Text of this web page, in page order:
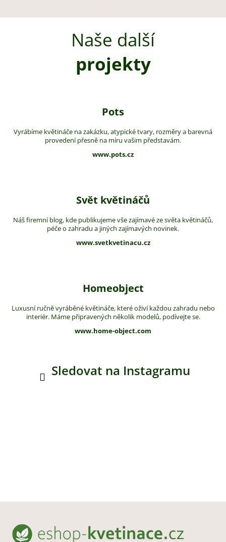
Naše další
projekty
Pots
Vyrábíme květináče na zakázku, atypické tvary, rozměry a barevná
provedení přesně na míru vašim představám.
www.pots.cz
Svět květináčů
Náš firemní blog, kde publikujeme vše zajímavé ze světa květináčů,
péče o zahradu a jiných zajímavých novinek.
www.svetkvetinacu.cz
Homeobject
Luxusní ručně vyráběné květináče, které oživí každou zahradu nebo
interiér. Máme připravených několik modelů, podívejte se.
www.home-object.com
Sledovat na Instagramu
Z